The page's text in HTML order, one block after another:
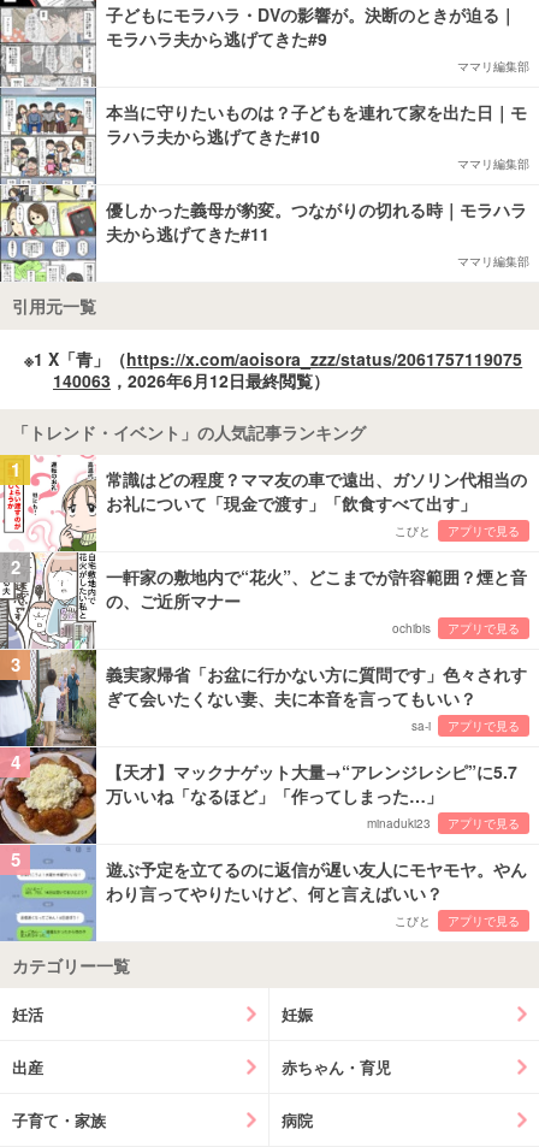
子どもにモラハラ・DVの影響が。決断のときが迫る｜
モラハラ夫から逃げてきた#9
ママリ編集部
本当に守りたいものは？子どもを連れて家を出た日｜モ
ラハラ夫から逃げてきた#10
ママリ編集部
優しかった義母が豹変。つながりの切れる時｜モラハラ
夫から逃げてきた#11
ママリ編集部
引用元一覧
※1 X「青」（https://x.com/aoisora_zzz/status/2061757119075
140063 ，2026年6月12日最終閲覧）
「トレンド・イベント」の人気記事ランキング
1
常識はどの程度？ママ友の車で遠出、ガソリン代相当の
お礼について「現金で渡す」「飲食すべて出す」
こびと アプリで見る
2
一軒家の敷地内で“花火”、どこまでが許容範囲？煙と音
の、ご近所マナー
ochibis アプリで見る
3
義実家帰省「お盆に行かない方に質問です」色々されす
ぎて会いたくない妻、夫に本音を言ってもいい？
sa-i アプリで見る
4
【天才】マックナゲット大量→“アレンジレシピ”に5.7
万いいね「なるほど」「作ってしまった…」
minaduki23 アプリで見る
5
遊ぶ予定を立てるのに返信が遅い友人にモヤモヤ。やん
わり言ってやりたいけど、何と言えばいい？
こびと アプリで見る
カテゴリー一覧
妊活 妊娠
出産 赤ちゃん・育児
子育て・家族 病院